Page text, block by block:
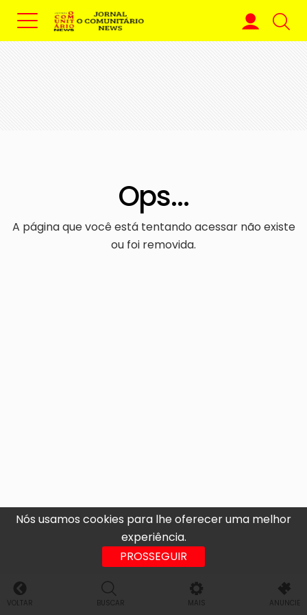
Nós usamos cookies para lhe oferecer uma melhor
experiência.
PROSSEGUIR
Ops...
A página que você está tentando acessar não existe
ou foi removida.
VOLTAR BUSCAR MAIS ANUNCIE